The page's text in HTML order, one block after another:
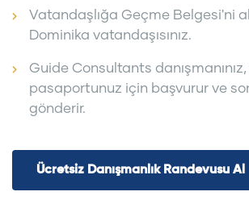
Vatandaşlığa Geçme Belgesi'ni
Dominika vatandaşısınız.
Guide Consultants
pasaportunuz için başvurur ve
gönderir.
Ücretsiz Danışmanlık Randevusu Al